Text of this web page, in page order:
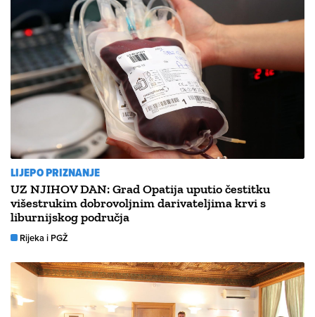
LIJEPO PRIZNANJE
UZ NJIHOV DAN: Grad Opatija uputio čestitku
višestrukim dobrovoljnim darivateljima krvi s
liburnijskog područja
Rijeka i PGŽ